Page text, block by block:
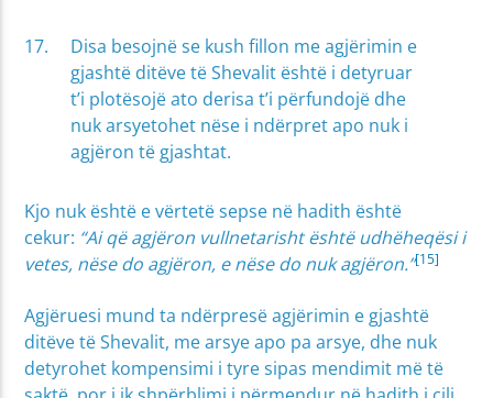
Disa besojnë se kush fillon me agjërimin e
gjashtë ditëve të Shevalit është i detyruar
t’i plotësojë ato derisa t’i përfundojë dhe
nuk arsyetohet nëse i ndërpret apo nuk i
agjëron të gjashtat.
Kjo nuk është e vërtetë sepse në hadith është
cekur: “Ai që agjëron vullnetarisht është udhëheqësi i
vetes, nëse do agjëron, e nëse do nuk agjëron.”[15]
Agjëruesi mund ta ndërpresë agjërimin e gjashtë
ditëve të Shevalit, me arsye apo pa arsye, dhe nuk
detyrohet kompensimi i tyre sipas mendimit më të